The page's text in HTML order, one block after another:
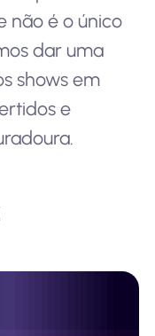
não é o único
dar uma
shows em
e